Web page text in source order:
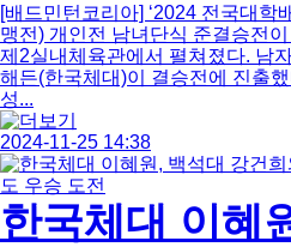
[배드민턴코리아] ‘2024 전국대학
맹전) 개인전 남녀단식 준결승전
제2실내체육관에서 펼쳐졌다. 남
해든(한국체대)이 결승전에 진출
성...
2024-11-25 14:38
한국체대 이혜